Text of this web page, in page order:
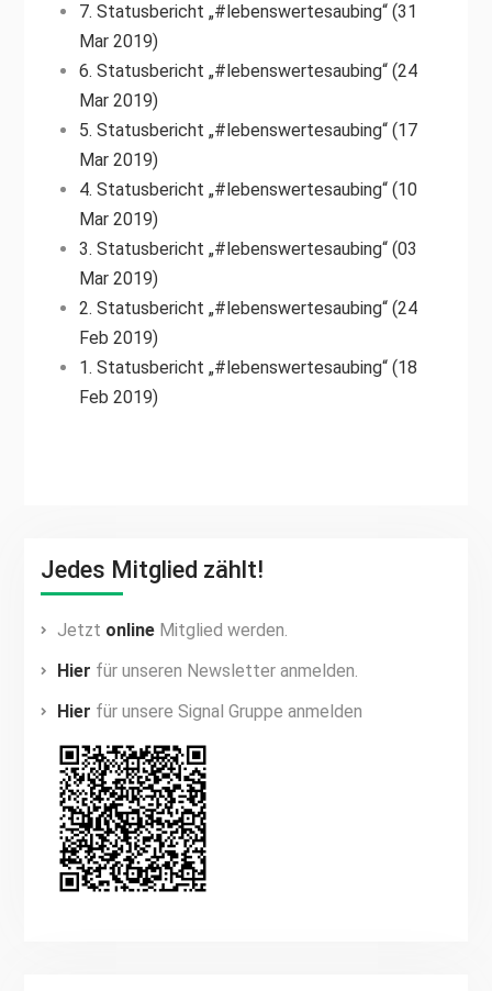
7. Statusbericht „#lebenswertesaubing“ (31
Mar 2019)
6. Statusbericht „#lebenswertesaubing“ (24
Mar 2019)
5. Statusbericht „#lebenswertesaubing“ (17
Mar 2019)
4. Statusbericht „#lebenswertesaubing“ (10
Mar 2019)
3. Statusbericht „#lebenswertesaubing“ (03
Mar 2019)
2. Statusbericht „#lebenswertesaubing“ (24
Feb 2019)
1. Statusbericht „#lebenswertesaubing“ (18
Feb 2019)
Jedes Mitglied zählt!
Jetzt onlineMitglied werden.
Hier für unseren Newsletter anmelden.
Hier für unsere Signal Gruppe anmelden